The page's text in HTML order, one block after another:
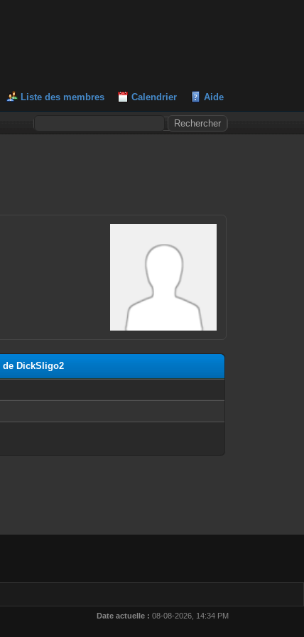
Liste des membres Calendrier Aide
DickSligo2
Date actuelle : 08-08-2026, 14:34 PM